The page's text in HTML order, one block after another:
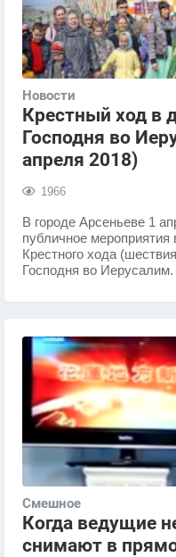
Новости
Крестный ход в
Господня во
апреля 2018)
1966
​В городе Арсеньеве 1
публичное
Крестного хода
Господня во Иерусалим.
Смешное
Когда ведущие
снимают в